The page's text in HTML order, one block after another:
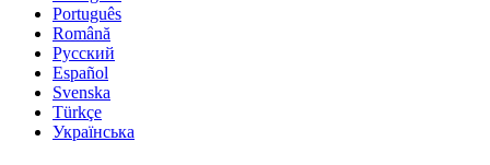
Português
Română
Русский
Español
Svenska
Türkçe
Українська